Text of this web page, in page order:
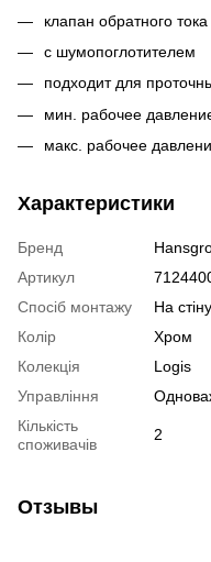
клапан обратного
с шумопоглотителем
подходит для
мин. рабочее
макс. рабочее
Характеристики
Бренд
Артикул
Спосіб монтажу
На стіну
Колір
Хром
Колекція
Logis
Управління
Кількість
споживачів
2
Отзывы